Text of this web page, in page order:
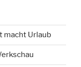
macht Urlaub